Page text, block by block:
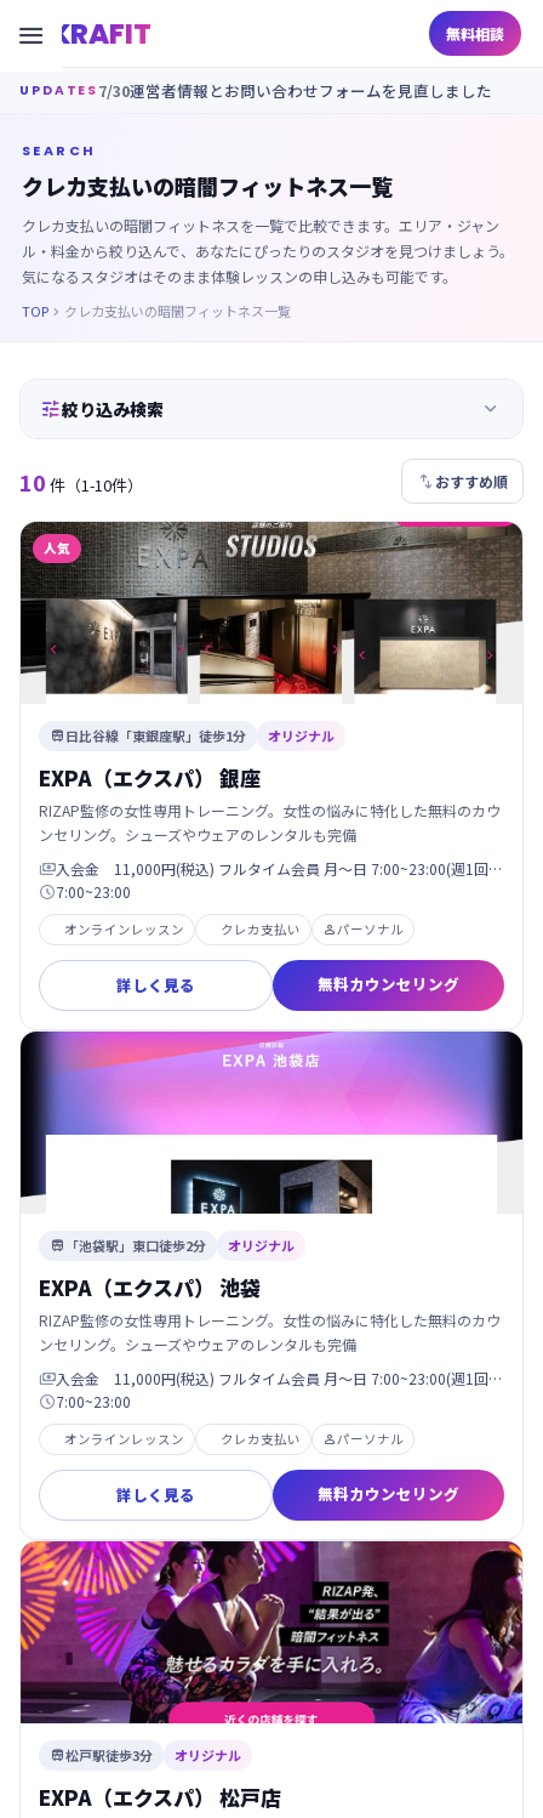
KRAFIT 無料相談

UPDATES 7/30運営者情報とお問い合わせフォームを見直しました
SEARCH
クレカ支払いの暗闇フィットネス一覧
クレカ支払いの暗闇フィットネスを一覧で比較できます。エリア・ジャン
ル・料金から絞り込んで、あなたにぴったりのスタジオを見つけましょう。
気になるスタジオはそのまま体験レッスンの申し込みも可能です。
TOP  クレカ支払いの暗闇フィットネス一覧
絞り込み検索 
10 件 （1-10件）  おすすめ順
人気
 日比谷線「東銀座駅」徒歩1分 オリジナル
EXPA（エクスパ） 銀座
RIZAP監修の女性専用トレーニング。女性の悩みに特化した無料のカウ
ンセリング。シューズやウェアのレンタルも完備
入会金 11,000円(税込) フルタイム会員 月〜日 7:00~23:00(週1回…
7:00~23:00
オンラインレッスン クレカ支払い パーソナル
詳しく見る 無料カウンセリング
 「池袋駅」東口徒歩2分 オリジナル
EXPA（エクスパ） 池袋
RIZAP監修の女性専用トレーニング。女性の悩みに特化した無料のカウ
ンセリング。シューズやウェアのレンタルも完備
入会金 11,000円(税込) フルタイム会員 月〜日 7:00~23:00(週1回…
7:00~23:00
オンラインレッスン クレカ支払い パーソナル
詳しく見る 無料カウンセリング
松戸駅徒歩3分 オリジナル
EXPA（エクスパ） 松戸店